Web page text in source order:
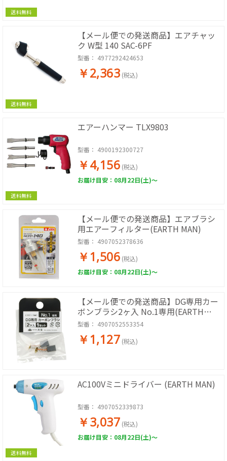
送料無料
送料無料
【メール便での発送商品】エアチャッ
ク W型 140 SAC-6PF
型番： 4977292424653
￥2,363 (税込)
送料無料
エアーハンマー TLX9803
型番： 4900192300727
￥4,156 (税込)
お届け目安：08月22日(土)～
【メール便での発送商品】エアブラシ
用エアーフィルター(EARTH MAN)
型番： 4907052378636
￥1,506 (税込)
お届け目安：08月22日(土)～
【メール便での発送商品】DG専用カー
ボンブラシ2ヶ入 No.1専用(EARTH
MAN)
型番： 4907052553354
￥1,127 (税込)
送料無料
AC100Vミニドライバー (EARTH MAN)
型番： 4907052339873
￥3,037 (税込)
お届け目安：08月22日(土)～